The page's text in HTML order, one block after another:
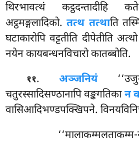
थिरभावत्थं
अट्ठमङ्गलादिको.तत्थ तत्थाति
घटाकारोपि वट्टतीति दीपेतीति
नयेन कायबन्धनविचारो कातब्बोति.
११.अञ्जनियं
चतुरस्सादिसण्ठानापि वङ्कगतिकान
वासिआदिभण्डपक्खिपने.
‘‘मालाकम्मलताकम्म-